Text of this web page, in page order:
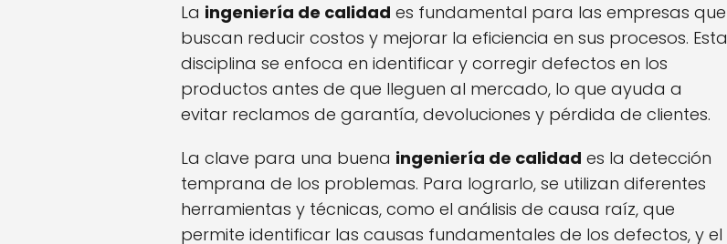
La ingeniería de calidad es fundamental para las empresas que
buscan reducir costos y mejorar la eficiencia en sus procesos. Esta
disciplina se enfoca en identificar y corregir defectos en los
productos antes de que lleguen al mercado, lo que ayuda a
evitar reclamos de garantía, devoluciones y pérdida de clientes.
La clave para una buena ingeniería de calidad es la detección
temprana de los problemas. Para lograrlo, se utilizan diferentes
herramientas y técnicas, como el análisis de causa raíz, que
permite identificar las causas fundamentales de los defectos, y el